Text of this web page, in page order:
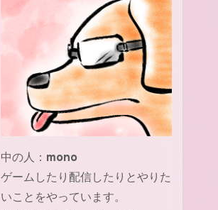
中の人： mono
ゲームしたり配信したりとやりた
いことをやっています。